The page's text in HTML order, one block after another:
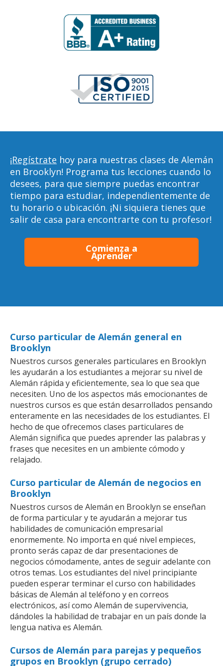
¡Regístrate hoy para nuestras clases de Alemán
en Brooklyn! Programa tus lecciones cuando lo
desees, para que siempre puedas encontrar
tiempo para estudiar, independientemente de
tu horario o ubicación. ¡Ni siquiera tienes que
salir de casa para encontrarte con tu profesor!
Comienza a
Aprender
Curso particular de Alemán general en
Brooklyn
Nuestros cursos generales particulares en Brooklyn
les ayudarán a los estudiantes a mejorar su nivel de
Alemán rápida y eficientemente, sea lo que sea que
necesiten. Uno de los aspectos más emocionantes de
nuestros cursos es que están desarrollados pensando
enteramente en las necesidades de los estudiantes. El
hecho de que ofrecemos clases particulares de
Alemán significa que puedes aprender las palabras y
frases que necesites en un ambiente cómodo y
relajado.
Curso particular de Alemán de negocios en
Brooklyn
Nuestros cursos de Alemán en Brooklyn se enseñan
de forma particular y te ayudarán a mejorar tus
habilidades de comunicación empresarial
enormemente. No importa en qué nivel empieces,
pronto serás capaz de dar presentaciones de
negocios cómodamente, antes de seguir adelante con
otros temas. Los estudiantes del nivel principiante
pueden esperar terminar el curso con habilidades
básicas de Alemán al teléfono y en correos
electrónicos, así como Alemán de supervivencia,
dándoles la habilidad de trabajar en un país donde la
lengua nativa es Alemán.
Cursos de Alemán para parejas y pequeños
grupos en Brooklyn (grupo cerrado)